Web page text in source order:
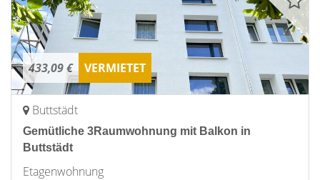
433,09 € VERMIETET
Buttstädt
Gemütliche 3Raumwohnung mit Balkon in
Buttstädt
Etagenwohnung